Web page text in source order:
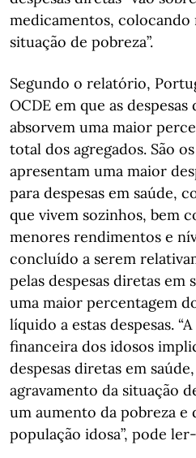
medicamentos, colocando
situação de pobreza”.
Segundo o relatório,
OCDE em que as
absorvem uma maior
total dos agregados. São
apresentam uma maior
para despesas em saúde,
que vivem sozinhos, bem
menores rendimentos e
concluído a serem
pelas despesas diretas em
uma maior percentagem
líquido a estas despesas.
financeira dos idosos
despesas diretas em
agravamento da situação
um aumento da pobreza e
população idosa”, pode